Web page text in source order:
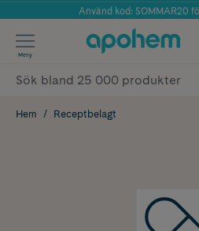
Årets Butik 2025
Använd kod: SOMMAR20
✓ Fri frakt
✓ Poäng på alla
Meny
Hem Receptbelagt